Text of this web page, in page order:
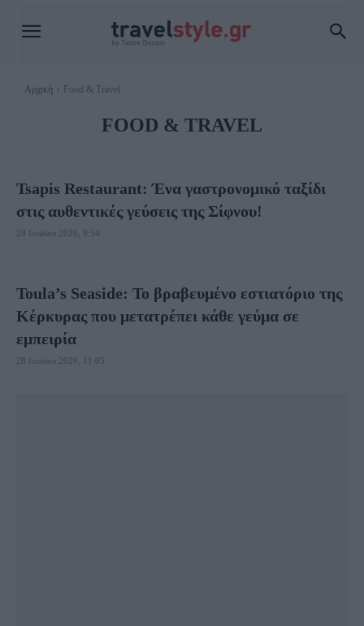
Αρχική Food & Travel
FOOD & TRAVEL
Tsapis Restaurant: Ένα γαστρονομικό ταξίδι
στις αυθεντικές γεύσεις της Σίφνου!
29 Ιουλίου 2026, 9:54
Toula’s Seaside: Το βραβευμένο εστιατόριο της
Κέρκυρας που μετατρέπει κάθε γεύμα σε
εμπειρία
28 Ιουλίου 2026, 11:05